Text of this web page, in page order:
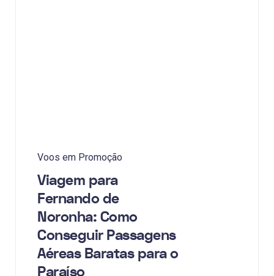
Voos em Promoção
Viagem para
Fernando de
Noronha: Como
Conseguir Passagens
Aéreas Baratas para o
Paraíso